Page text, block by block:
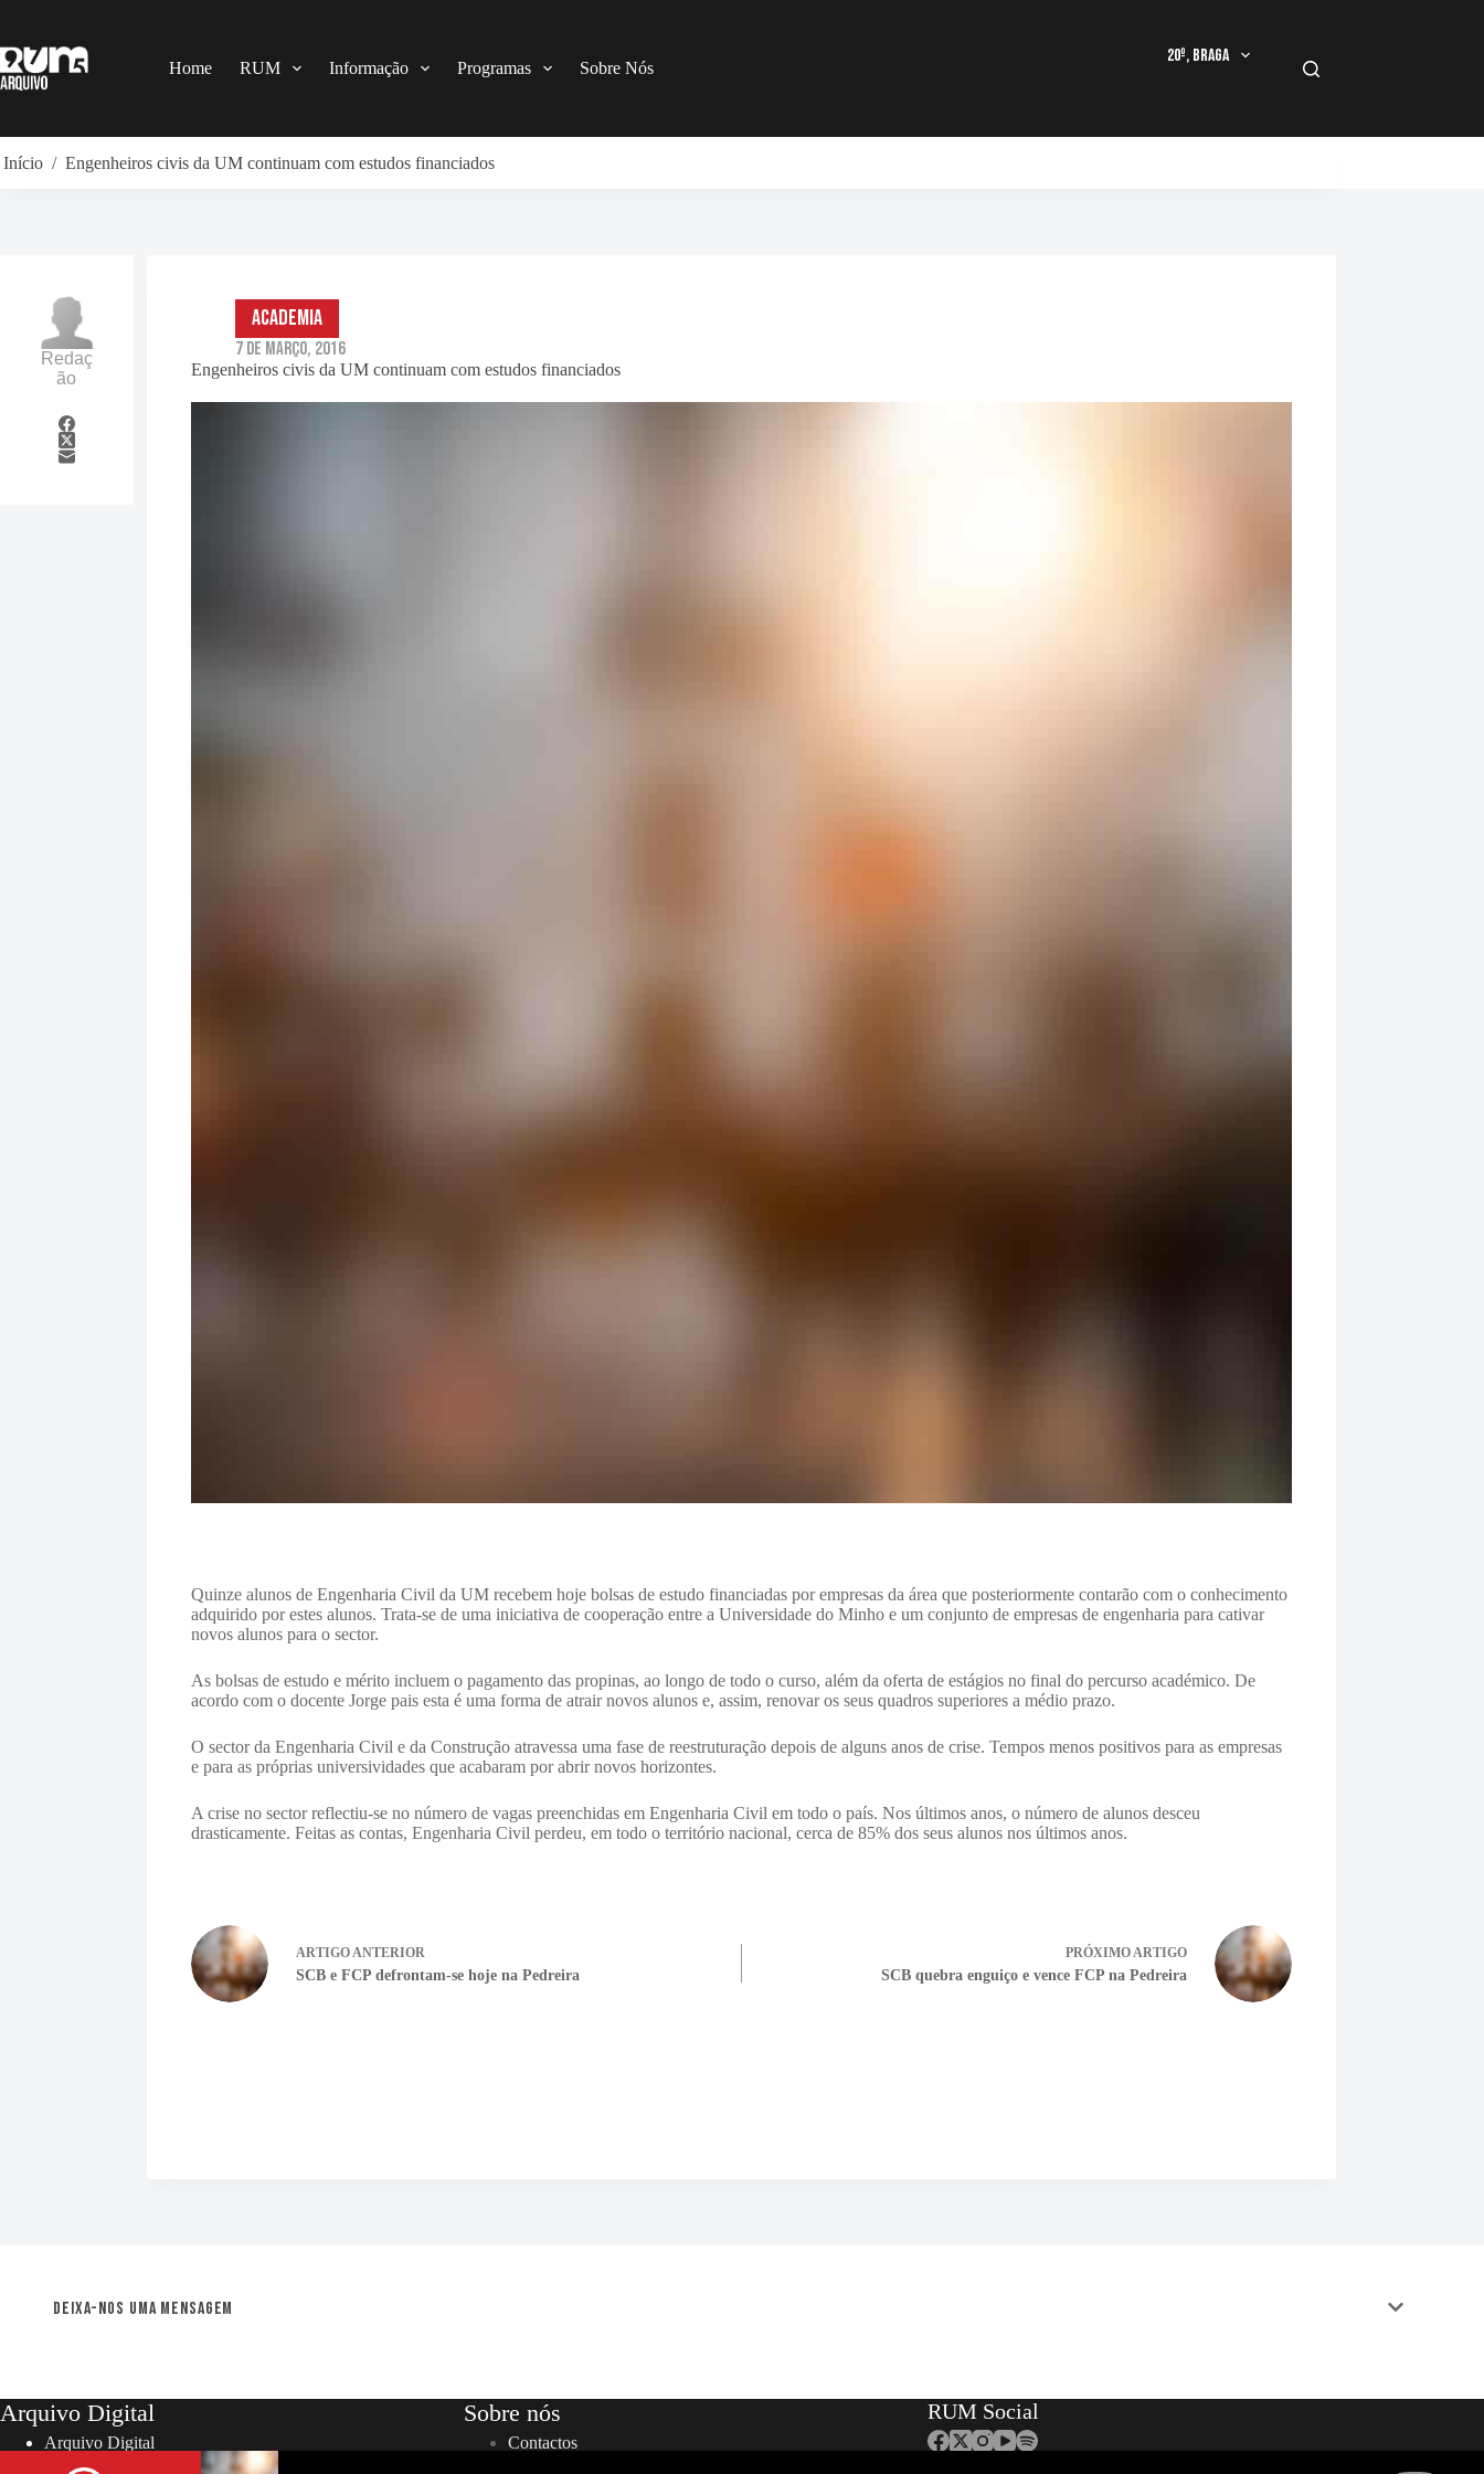
o
conteúdo
Home RUM Informação Programas Sobre Nós
20º, Braga
Início / Engenheiros civis da UM continuam com estudos financiados
Engenheiros civis da UM continuam com estudos financiados
Academia
7 de Março, 2016
Quinze alunos de Engenharia Civil da UM recebem hoje bolsas de estudo financiadas por empresas da área que posteriormente contarão com o conhecimento
adquirido por estes alunos. Trata-se de uma iniciativa de cooperação entre a Universidade do Minho e um conjunto de empresas de engenharia para cativar
novos alunos para o sector.
As bolsas de estudo e mérito incluem o pagamento das propinas, ao longo de todo o curso, além da oferta de estágios no final do percurso académico. De
acordo com o docente Jorge pais esta é uma forma de atrair novos alunos e, assim, renovar os seus quadros superiores a médio prazo.
O sector da Engenharia Civil e da Construção atravessa uma fase de reestruturação depois de alguns anos de crise. Tempos menos positivos para as empresas
e para as próprias universividades que acabaram por abrir novos horizontes.
A crise no sector reflectiu-se no número de vagas preenchidas em Engenharia Civil em todo o país. Nos últimos anos, o número de alunos desceu
drasticamente. Feitas as contas, Engenharia Civil perdeu, em todo o território nacional, cerca de 85% dos seus alunos nos últimos anos.
ARTIGOANTERIOR
SCB e FCP defrontam-se hoje na Pedreira
PRÓXIMOARTIGO
SCB quebra enguiço e vence FCP na Pedreira
Redaç
ão
Deixa-nos uma mensagem
Arquivo Digital
Arquivo Digital
Sobre nós
Contactos
RUM Social